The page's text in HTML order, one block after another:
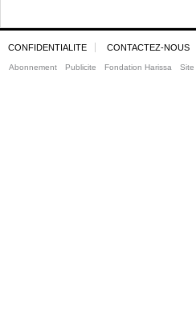
CONFIDENTIALITE CONTACTEZ-NOUS
Abonnement Publicite Fondation Harissa Site